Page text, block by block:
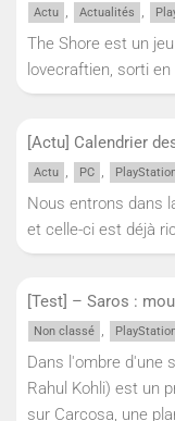
Actu , Actualités ,
The Shore est un
lovecraftien, sorti en
[Actu] Calendrier
Actu , PC ,
Nous entrons dans
et celle-ci est déjà
[Test] – Saros :
Non classé ,
Dans l'ombre d'une
Rahul Kohli) est un
sur Carcosa, une